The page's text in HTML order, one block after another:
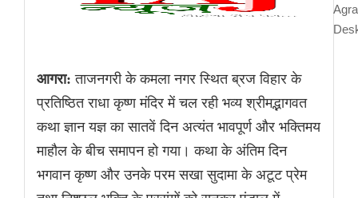
Agra
आगरा: ताजनगरी के कमला नगर स्थित ब्रज विहार के
प्रतिष्ठित राधा कृष्ण मंदिर में चल रही भव्य श्रीमद्भागवत
कथा ज्ञान यज्ञ का सातवें दिन अत्यंत भावपूर्ण और भक्तिमय
माहौल के बीच समापन हो गया। कथा के अंतिम दिन
भगवान कृष्ण और उनके परम सखा सुदामा के अटूट प्रेम